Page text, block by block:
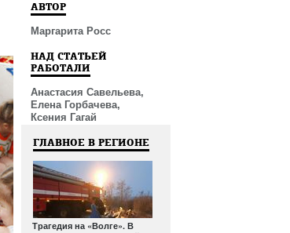
АВТОР
Маргарита Росс
НАД СТАТЬЕЙ
РАБОТАЛИ
Анастасия Савельева,
Елена Горбачева,
Ксения Гагай
ГЛАВНОЕ В РЕГИОНЕ
Трагедия на «Волге». В